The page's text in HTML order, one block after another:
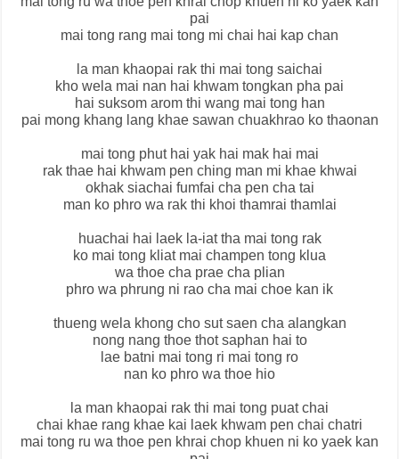
pai
mai tong rang mai tong mi chai hai kap chan
la man khaopai rak thi mai tong saichai
kho wela mai nan hai khwam tongkan pha pai
hai suksom arom thi wang mai tong han
pai mong khang lang khae sawan chuakhrao ko thaonan
mai tong phut hai yak hai mak hai mai
rak thae hai khwam pen ching man mi khae khwai
okhak siachai fumfai cha pen cha tai
man ko phro wa rak thi khoi thamrai thamlai
huachai hai laek la-iat tha mai tong rak
ko mai tong kliat mai champen tong klua
wa thoe cha prae cha plian
phro wa phrung ni rao cha mai choe kan ik
thueng wela khong cho sut saen cha alangkan
nong nang thoe thot saphan hai to
lae batni mai tong ri mai tong ro
nan ko phro wa thoe hio
la man khaopai rak thi mai tong puat chai
chai khae rang khae kai laek khwam pen chai chatri
mai tong ru wa thoe pen khrai chop khuen ni ko yaek kan